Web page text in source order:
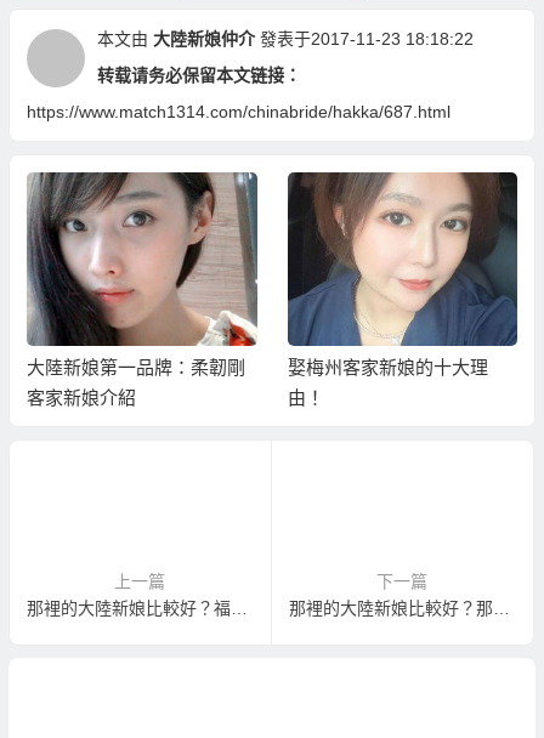
本文由 大陸新娘仲介 發表于2017-11-23 18:18:22
转载请务必保留本文链接：
https://www.match1314.com/chinabride/hakka/687.html
大陸新娘第一品牌：柔韌剛
客家新娘介紹
娶梅州客家新娘的十大理
由！
上一篇
那裡的大陸新娘比較好？福建相親娶福建新娘最簡單輕鬆！
下一篇